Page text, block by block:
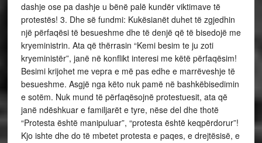
dashje ose pa dashje u bënë palë kundër viktimave të
protestës! 3. Dhe së fundmi: Kukësianët duhet të zgjedhin
një përfaqësi të besueshme dhe të denjë që të bisedojë me
kryeministrin. Ata që thërrasin “Kemi besim te ju zoti
kryeministër”, janë në konflikt interesi me këtë përfaqësim!
Besimi krijohet me vepra e më pas edhe e marrëveshje të
besueshme. Asgjë nga këto nuk pamë në bashkëbisedimin
e sotëm. Nuk mund të përfaqësojnë protestuesit, ata që
janë ndëshkuar e familjarët e tyre, nëse del dhe thotë
“Protesta është manipuluar”, “protesta është keqpërdorur”!
Kjo ishte dhe do të mbetet protesta e paqes, e drejtësisë, e